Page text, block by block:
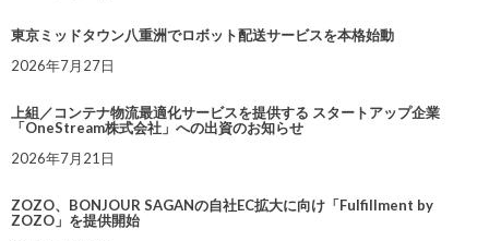
東京ミッドタウン八重洲でロボット配送サービスを本格始動
2026年7月27日
上組／コンテナ物流最適化サービスを提供する スタートアップ企業
「OneStream株式会社」への出資のお知らせ
2026年7月21日
ZOZO、BONJOUR SAGANの自社EC拡大に向け「Fulfillment by
ZOZO」を提供開始